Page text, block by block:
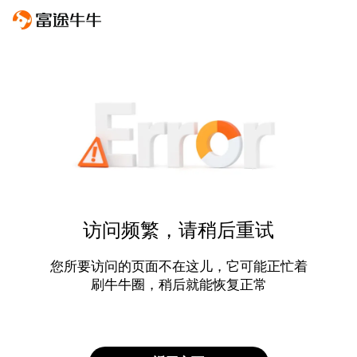
访问频繁，请稍后重试
您所要访问的页面不在这儿，它可能正忙着
刷牛牛圈，稍后就能恢复正常